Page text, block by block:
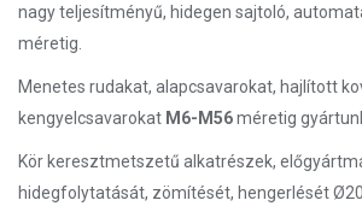
nagy teljesítményű, hidegen sajtoló,
méretig.
Menetes rudakat, alapcsavarokat, hajlított
kengyelcsavarokat M6-M56méretig
Kör keresztmetszetű alkatrészek,
hidegfolytatását, zömítését, hengerlését